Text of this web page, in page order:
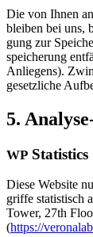
Die von Ihnen
bleiben bei uns,
gung zur
spei­che­rung
Anlie­gens).
gesetz­liche
5.
WP Sta­tis­tics
Diese Web­site
griffe sta­tis­tisch
Tower, 27th
(https://